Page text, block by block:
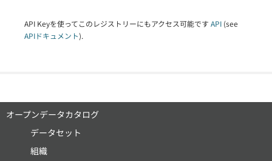
API Keyを使ってこのレジストリーにもアクセス可能です API (see
APIドキュメント).
オープンデータカタログ
データセット
組織